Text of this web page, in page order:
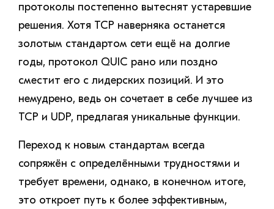
протоколы постепенно вытеснят устаревшие
решения. Хотя TCP наверняка останется
золотым стандартом сети ещё на долгие
годы, протокол QUIC рано или поздно
сместит его с лидерских позиций. И это
немудрено, ведь он сочетает в себе лучшее из
TCP и UDP, предлагая уникальные функции.
Переход к новым стандартам всегда
сопряжён с определёнными трудностями и
требует времени, однако, в конечном итоге,
это откроет путь к более эффективным,